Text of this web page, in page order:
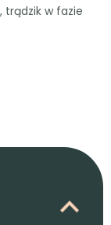
trądzik w fazie